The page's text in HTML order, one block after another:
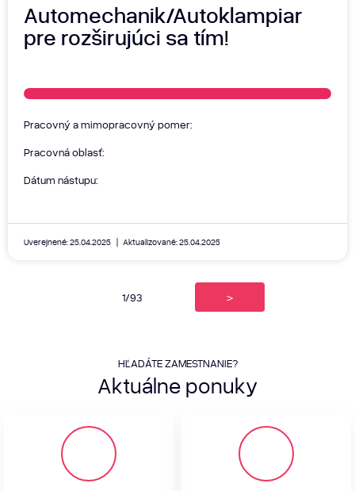
Automechanik/Autoklampiar
pre rozširujúci sa tím!
Pracovný a mimopracovný pomer:
Pracovná oblasť:
Dátum nástupu:
Uverejnené: 25.04.2025 Aktualizované: 25.04.2025
1/93 >
HĽADÁTE ZAMESTNANIE?
Aktuálne ponuky